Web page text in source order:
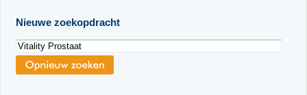
Nieuwe zoekopdracht